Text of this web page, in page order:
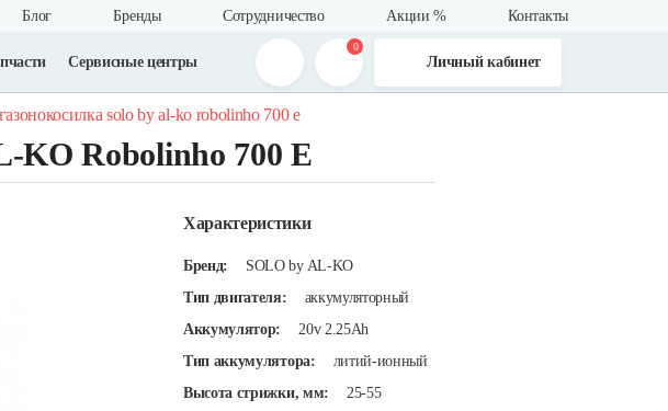
Блог Бренды Сотрудничество Акции % Контакты
Сервисные центры
0
Личный кабинет
solo by al-ko robolinho 700 e
KO Robolinho 700 E
Характеристики
Бренд:
SOLO by AL-KO
Тип двигателя:
аккумуляторный
Аккумулятор:
20v 2.25Ah
Тип аккумулятора:
литий-ионный
Высота стрижки, мм:
25-55